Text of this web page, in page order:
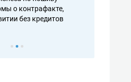
о контрафакте,
без кредитов